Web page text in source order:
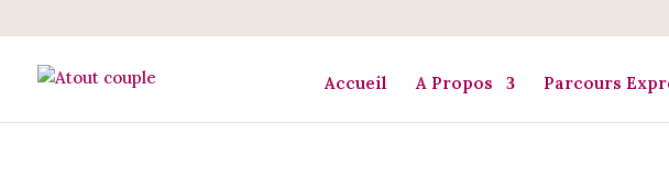
Accueil A Propos Parcours